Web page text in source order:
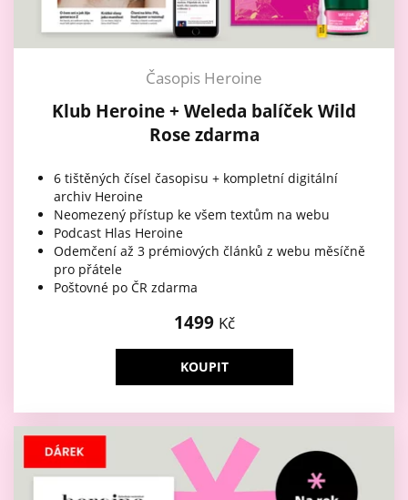
Časopis Heroine
Klub Heroine + Weleda balíček Wild
Rose zdarma
6 tištěných čísel časopisu + kompletní digitální
archiv Heroine
Neomezený přístup ke všem textům na webu
Podcast Hlas Heroine
Odemčení až 3 prémiových článků z webu měsíčně
pro přátele
Poštovné po ČR zdarma
1499 Kč
KOUPIT